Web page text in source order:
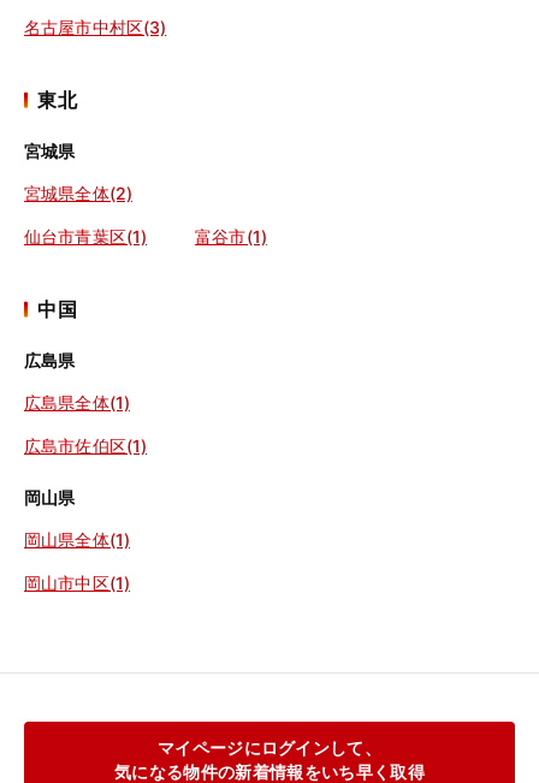
名古屋市中村区(3)
東北
宮城県
宮城県全体(2)
仙台市青葉区(1) 富谷市(1)
中国
広島県
広島県全体(1)
広島市佐伯区(1)
岡山県
岡山県全体(1)
岡山市中区(1)
マイページにログインして、
気になる物件の新着情報をいち早く取得